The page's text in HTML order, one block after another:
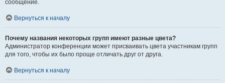
сообщение.
Вернуться к началу
Почему названия некоторых групп имеют разные цвета?
Администратор конференции может присваивать цвета участникам групп
для того, чтобы их было проще отличать друг от друга.
Вернуться к началу